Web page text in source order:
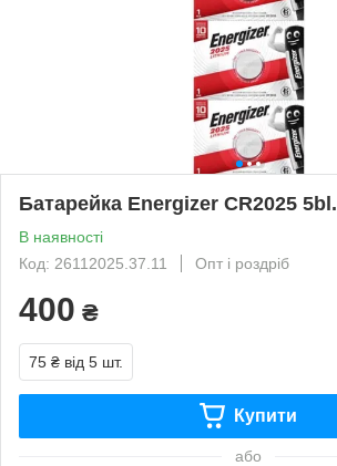
Батарейка Energizer CR2025 5bl.
В наявності
Код: 26112025.37.11
Опт і роздріб
400 ₴
75 ₴ від 5 шт.
Купити
або